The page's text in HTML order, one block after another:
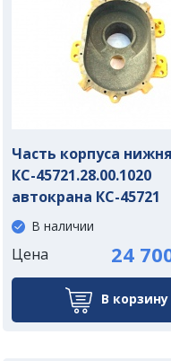
Часть корпуса
КС-45721.28.00.1020
автокрана КС-45721
В наличии
Цена 24
В корзину